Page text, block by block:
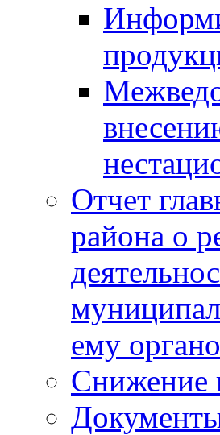
Отчет
района о
ему
Снижение
Документы